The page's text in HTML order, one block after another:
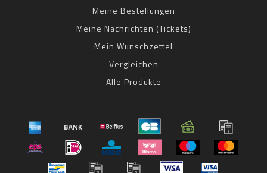
Meine Bestellungen
Meine Nachrichten (Tickets)
Mein Wunschzettel
Vergleichen
Alle Produkte